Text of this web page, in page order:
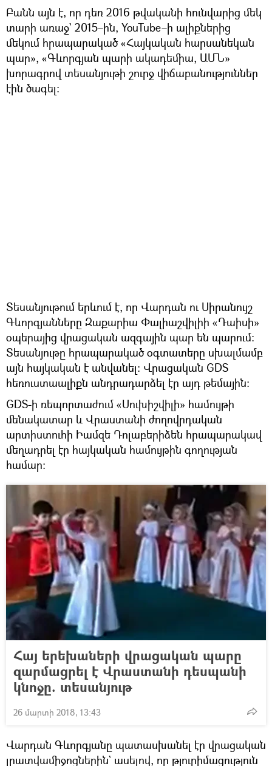
Բանն այն է, որ դեռ 2016 թվականի հունվարից մեկ
տարի առաջ` 2015–ին, YouTube–ի ալիքներից
մեկում հրապարակած «Հայկական հարսանեկան
պար», «Գևորգյան պարի ակադեմիա, ԱՄՆ»
խորագրով տեսանյութի շուրջ վիճաբանություններ
էին ծագել։
Տեսանյութում երևում է, որ Վարդան ու Սիրանույշ
Գևորգյանները Զաքարիա Փալիաշվիլիի «Դաիսի»
օպերայից վրացական ազգային պար են պարում։
Տեսանյութը հրապարակած օգտատերը սխալմամբ
այն հայկական է անվանել։ Վրացական GDS
հեռուստաալիքն անդրադարձել էր այդ թեմային։
GDS-ի ռեպորտաժում «Սուխիշվիլի» համույթի
մենակատար և Վրաստանի ժողովրդական
արտիստուհի Իամզե Դոլաբերիձեն հրապարակավ
մեղադրել էր հայկական համույթին գողության
համար։
Հայ երեխաների վրացական պարը
զարմացրել է Վրաստանի դեսպանի
կնոջը. տեսանյութ
26 մարտի 2018, 13:43
Վարդան Գևորգյանը պատասխանել էր վրացական
լրատվամիջոցներին` ասելով, որ թյուրիմացություն